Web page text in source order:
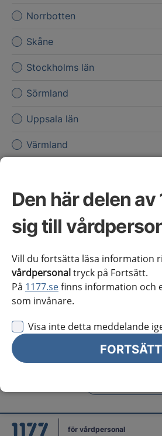
Den här delen av
sig till
Vill du fortsätta läsa information
vårdpersonaltryck på Fortsätt.
På 1177.sefinns information och
som invånare.
Visa inte detta meddelande
FORTSÄTT
Norrbotten
Skåne
Stockholms län
Sörmland
Uppsala län
Värmland
Västernorrland
Västmanland
Örebro län
Östergötland
Jag vill inte se någon regional
Obs! Detta val innebär att du inte
och viktig information som gäller
för vårdpersonal